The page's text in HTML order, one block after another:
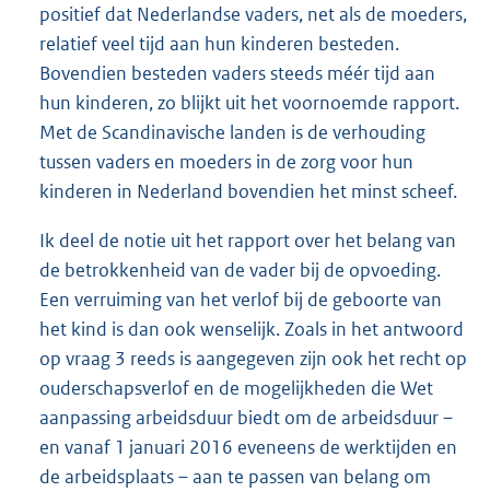
positief dat Nederlandse vaders, net als de moeders,
relatief veel tijd aan hun kinderen besteden.
Bovendien besteden vaders steeds méér tijd aan
hun kinderen, zo blijkt uit het voornoemde rapport.
Met de Scandinavische landen is de verhouding
tussen vaders en moeders in de zorg voor hun
kinderen in Nederland bovendien het minst scheef.
Ik deel de notie uit het rapport over het belang van
de betrokkenheid van de vader bij de opvoeding.
Een verruiming van het verlof bij de geboorte van
het kind is dan ook wenselijk. Zoals in het antwoord
op vraag 3 reeds is aangegeven zijn ook het recht op
ouderschapsverlof en de mogelijkheden die Wet
aanpassing arbeidsduur biedt om de arbeidsduur –
en vanaf 1 januari 2016 eveneens de werktijden en
de arbeidsplaats – aan te passen van belang om